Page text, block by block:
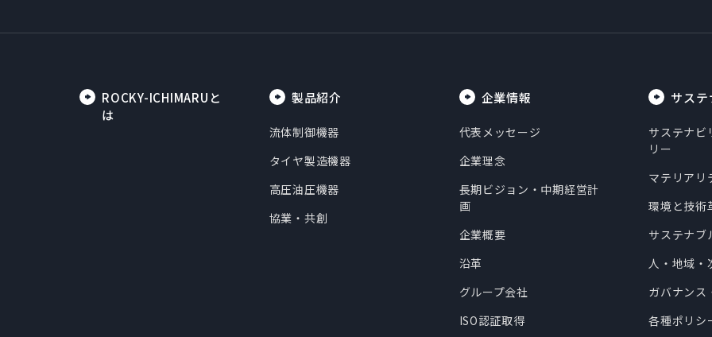
ROCKY-ICHIMARUと
は
製品紹介
流体制御機器
タイヤ製造機器
高圧油圧機器
協業・共創
企業情報
代表メッセージ
企業理念
長期ビジョン・中期経営計
画
企業概要
沿革
グループ会社
ISO認証取得
サス
サステナビ
リー
マテリアリ
環境と技術
サステナブ
人・地域・
ガバナンス
各種ポリシ